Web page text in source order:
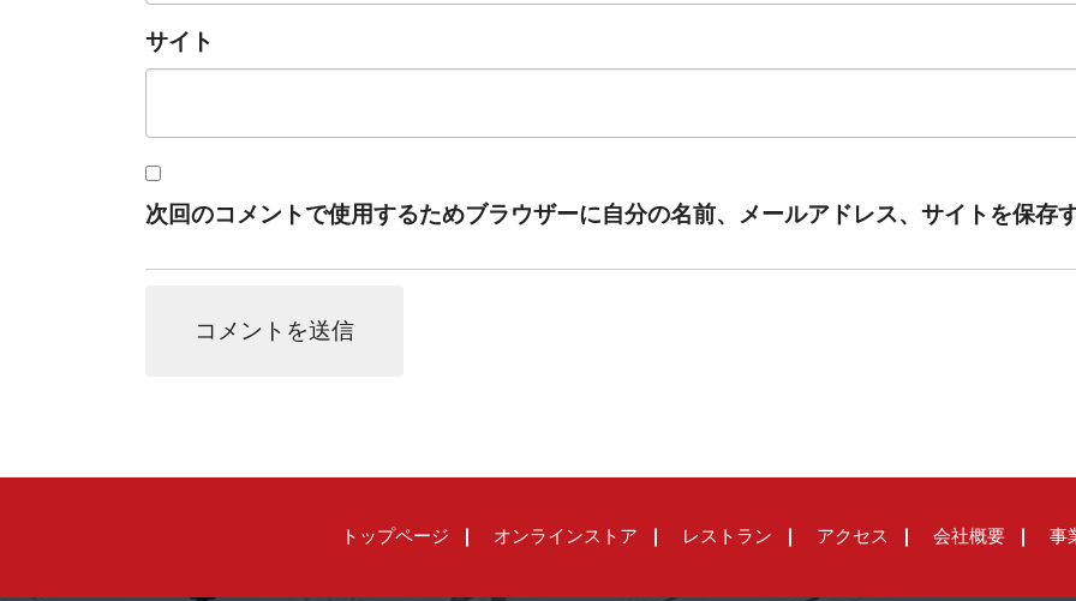
サイト
次回のコメントで使用するためブラウザーに自分の名前、メールアドレス、サイトを保存す
トップページ オンラインストア レストラン アクセス 会社概要 事